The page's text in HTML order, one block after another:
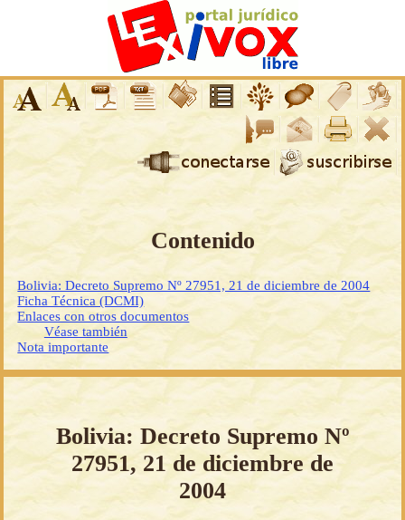
Contenido
Bolivia: Decreto Supremo Nº 27951, 21 de diciembre de 2004
Ficha Técnica (DCMI)
Enlaces con otros documentos
Véase también
Nota importante
Bolivia: Decreto Supremo Nº
27951, 21 de diciembre de
2004